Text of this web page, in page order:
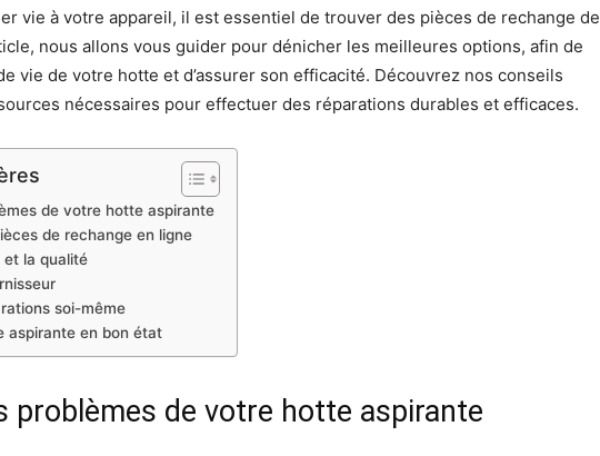
vie à votre appareil, il est essentiel de trouver des pièces de rechange de
nous allons vous guider pour dénicher les meilleures options, afin de
vie de votre hotte et d’assurer son efficacité. Découvrez nos conseils
nécessaires pour effectuer des réparations durables et efficaces.
de votre hotte aspirante
de rechange en ligne
et la qualité
soi-même
aspirante en bon état
problèmes de votre hotte aspirante